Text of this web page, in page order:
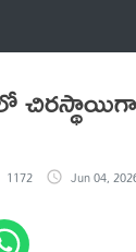
1172 Jun 04,